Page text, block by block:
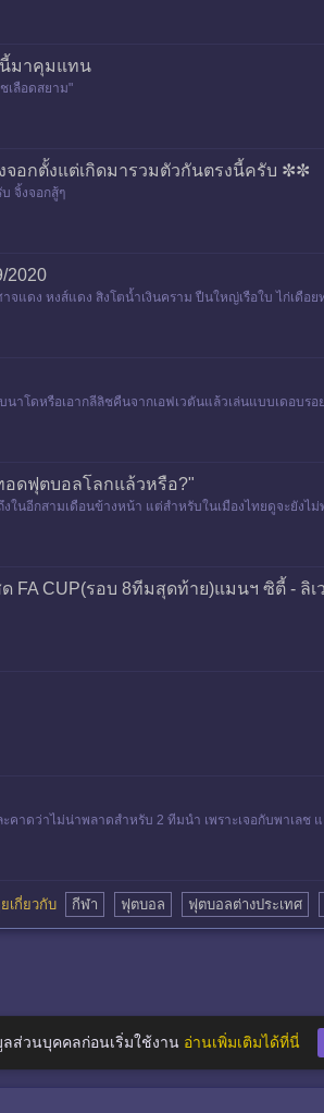
นี้มาคุมแทน
เลือดสยาม"
จอกตั้งแต่เกิดมารวมตัวกันตรงนี้ครับ ✼✼
จิ้งจอกสู้ๆ
2020​
จแดง หงส์แดง สิงโตนํ้าเงินคราม ปืนใหญ่​ เรือใบ ไก่เดื
โดหรือเอากลีลิชคืนจากเอฟเวตันแล้วเล่นแบบเดอบร
ดฟุตบอลโลกแล้วหรือ?"
ในอีกสามเดือนข้างหน้า แต่สำหรับในเมืองไทยดูจะยัง
ด FA CUP(รอบ 8ทีมสุดท้าย)แมนฯ ซิตี้ - ลิเ
าดว่าไม่น่าพลาดสำหรับ 2 ทีมนำ เพราะเจอกับพาเลช
เกี่ยวกับ กีฬา ฟุตบอล ฟุตบอลต่างประเทศ
ส่วนบุคคลก่อนเริ่มใช้งาน อ่านเพิ่มเติมได้ที่นี่